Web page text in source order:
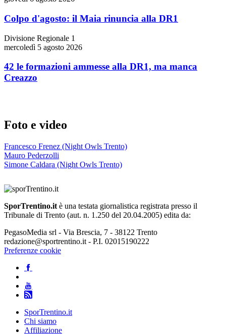
Colpo d'agosto: il Maia rinuncia alla DR1
Divisione Regionale 1
mercoledì 5 agosto 2026
42 le formazioni ammesse alla DR1, ma manca
Creazzo
Foto e video
Francesco Frenez (Night Owls Trento)
Mauro Pederzolli
Simone Caldara (Night Owls Trento)
SporTrentino.it è una testata giornalistica registrata presso il
Tribunale di Trento (aut. n. 1.250 del 20.04.2005) edita da:
PegasoMedia srl - Via Brescia, 7 - 38122 Trento
redazione@sportrentino.it - P.I. 02015190222
Preferenze cookie
SporTrentino.it
Chi siamo
Affiliazione